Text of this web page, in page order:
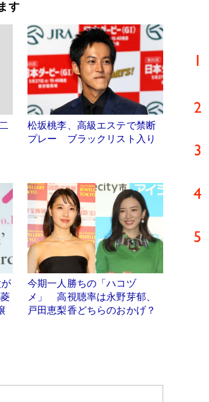
す
松坂桃李、高級エステで禁断
プレー ブラックリスト入り
今期一人勝ちの「ハコヅ
メ」 高視聴率は永野芽郁、
戸田恵梨香どちらのおかげ？